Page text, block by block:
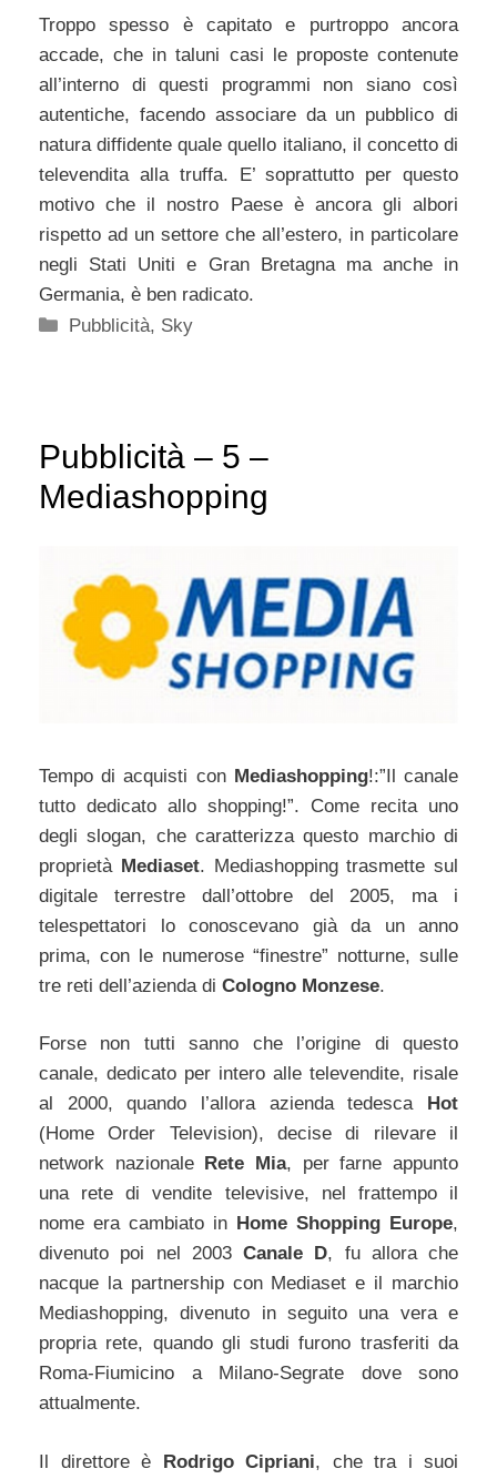
Troppo spesso è capitato e purtroppo ancora
accade, che in taluni casi le proposte contenute
all’interno di questi programmi non siano così
autentiche, facendo associare da un pubblico di
natura diffidente quale quello italiano, il concetto di
televendita alla truffa. E’ soprattutto per questo
motivo che il nostro Paese è ancora gli albori
rispetto ad un settore che all’estero, in particolare
negli Stati Uniti e Gran Bretagna ma anche in
Germania, è ben radicato.
Categorie
Pubblicità, Sky
Pubblicità – 5 –
Mediashopping
Tempo di acquisti con Mediashopping!:”Il canale
tutto dedicato allo shopping!”. Come recita uno
degli slogan, che caratterizza questo marchio di
proprietà Mediaset. Mediashopping trasmette sul
digitale terrestre dall’ottobre del 2005, ma i
telespettatori lo conoscevano già da un anno
prima, con le numerose “finestre” notturne, sulle
tre reti dell’azienda di Cologno Monzese.
Forse non tutti sanno che l’origine di questo
canale, dedicato per intero alle televendite, risale
al 2000, quando l’allora azienda tedesca
Hot
(Home Order Television), decise di rilevare il
network nazionale
Rete Mia, per farne appunto
una rete di vendite televisive, nel frattempo il
nome era cambiato in Home Shopping Europe,
divenuto poi nel 2003 Canale D, fu allora che
nacque la partnership con Mediaset e il marchio
Mediashopping, divenuto in seguito una vera e
propria rete, quando gli studi furono trasferiti da
Roma-Fiumicino a Milano-Segrate dove sono
attualmente.
Il direttore è Rodrigo Cipriani, che tra i suoi